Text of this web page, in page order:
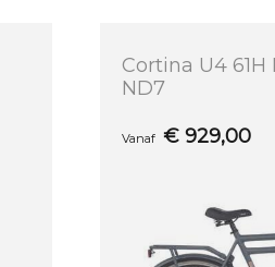
Cortina U4
ND7
Vanaf € 929,00